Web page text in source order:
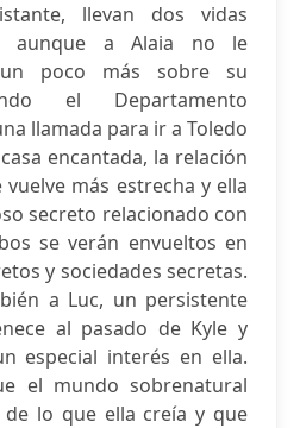
llevan dos vidas
aunque a Alaia no le
poco más sobre su
el Departamento
llamada para ir a Toledo
encantada, la relación
vuelve más estrecha y ella
secreto relacionado con
se verán envueltos en
y sociedades secretas.
a Luc, un persistente
al pasado de Kyle y
especial interés en ella.
el mundo sobrenatural
lo que ella creía y que